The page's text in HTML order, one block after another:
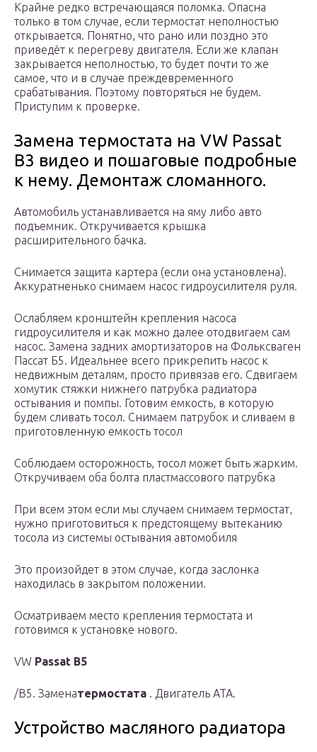
Крайне редко встречающаяся поломка. Опасна
только в том случае, если термостат неполностью
открывается. Понятно, что рано или поздно это
приведёт к перегреву двигателя. Если же клапан
закрывается неполностью, то будет почти то же
самое, что и в случае преждевременного
срабатывания. Поэтому повторяться не будем.
Приступим к проверке.
Замена термостата на VW Passat
B3 видео и пошаговые подробные
к нему. Демонтаж сломанного.
Автомобиль устанавливается на яму либо авто
подъемник. Откручивается крышка
расширительного бачка.
Снимается защита картера (если она установлена).
Аккуратненько снимаем насос гидроусилителя руля.
Ослабляем кронштейн крепления насоса
гидроусилителя и как можно далее отодвигаем сам
насос. Замена задних амортизаторов на Фольксваген
Пассат Б5. Идеальнее всего прикрепить насос к
недвижным деталям, просто привязав его. Сдвигаем
хомутик стяжки нижнего патрубка радиатора
остывания и помпы. Готовим емкость, в которую
будем сливать тосол. Снимаем патрубок и сливаем в
приготовленную емкость тосол
Соблюдаем осторожность, тосол может быть жарким.
Откручиваем оба болта пластмассового патрубка
При всем этом если мы случаем снимаем термостат,
нужно приготовиться к предстоящему вытеканию
тосола из системы остывания автомобиля
Это произойдет в этом случае, когда заслонка
находилась в закрытом положении.
Осматриваем место крепления термостата и
готовимся к установке нового.
VW Passat B5
/B5. Заменатермостата . Двигатель ATA.
Устройство масляного радиатора